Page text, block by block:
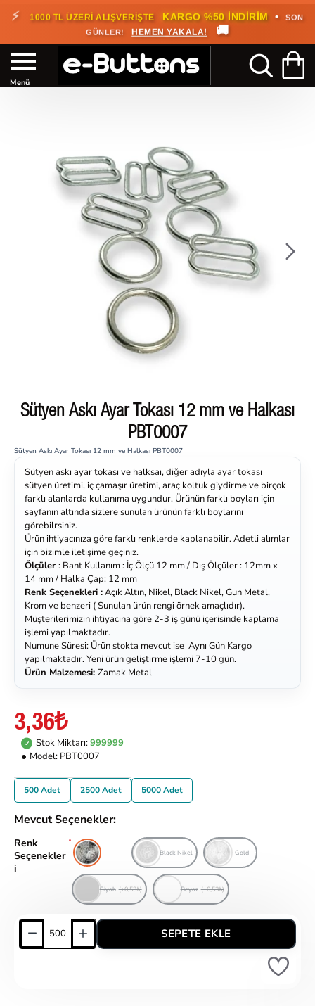
🎁 2000 TL ÜZERİ SİPARİŞLERDE KARGO BEDAVA! •
HEMEN
FAYDALANIN
🚚
Sütyen Askı Ayar Tokası 12 mm ve Halkası
PBT0007
Sütyen Askı Ayar Tokası 12 mm ve Halkası PBT0007
Sütyen askı ayar tokası ve halksaı, diğer adıyla ayar tokası
sütyen üretimi, iç çamaşır üretimi, araç koltuk giydirme ve birçok
farklı alanlarda kullanıma uygundur. Ürünün farklı boyları için
sayfanın altında sizlere sunulan ürünün farklı boylarını
görebilrsiniz.
Ürün ihtiyacınıza göre farklı renklerde kaplanabilir. Adetli alımlar
için bizimle iletişime geçiniz.
Ölçüler : Bant Kullanım : İç Ölçü 12 mm / Dış Ölçüler : 12mm x
14 mm / Halka Çap: 12 mm
Renk Seçenekleri :Açık Altın, Nikel, Black Nikel, Gun Metal,
Krom ve benzeri ( Sunulan ürün rengi örnek amaçlıdır).
Müşterilerimizin ihtiyacına göre 2-3 iş günü içerisinde kaplama
işlemi yapılmaktadır.
Numune Süresi: Ürün stokta mevcut ise Aynı Gün Kargo
yapılmaktadır. Yeni ürün geliştirme işlemi 7-10 gün.
Ürün Malzemesi: Zamak Metal
3,36₺
Stok Miktarı:999999
Model: PBT0007
500 Adet 2500 Adet 5000 Adet
Mevcut Seçenekler:
Renk
Seçenekler
i
Black Nikel Gold
Siyah (+0,53₺) Beyaz (+0,53₺)
SEPETE EKLE